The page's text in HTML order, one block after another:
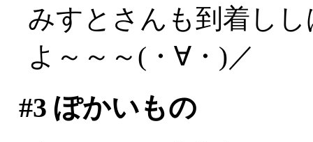
みすとさんも到着し
よ～～～(・∀・)／
#3 ぽかいもの